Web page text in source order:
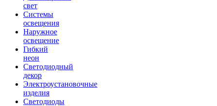
свет
Системы
освещения
Наружное
освещение
Гибкий
неон
Светодиодный
декор
Электроустановочные
изделия
Светодиоды